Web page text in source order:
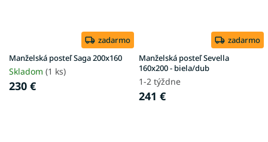
zadarmo
Manželská posteľ Saga 200x160
Skladom (1 ks)
230 €
zadarmo
Manželská posteľ Sevella
160x200 - biela/dub
1-2 týždne
241 €